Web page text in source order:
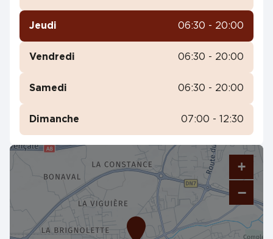
Jeudi 06:30 - 20:00
Vendredi 06:30 - 20:00
Samedi 06:30 - 20:00
Dimanche 07:00 - 12:30
+
−